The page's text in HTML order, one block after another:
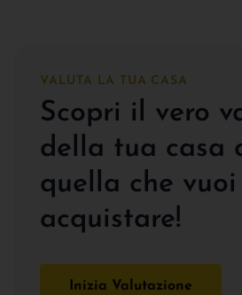
VALUTA LA TUA CASA
Scopri il vero
della tua casa
quella che vuoi
acquistare!
Inizia Valutazione